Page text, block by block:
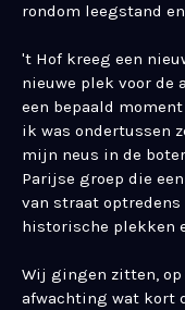
rondom leegstand
't Hof kreeg een
nieuwe plek voor de
een bepaald
ik was ondertussen
mijn neus in de
Parijse groep die
van straat
historische plekken
Wij gingen zitten, op
afwachting wat kort